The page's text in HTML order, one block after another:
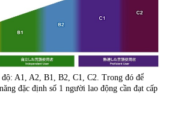
A1, A2, B1, B2, C1, C2. Trong đó để
đặc định số 1 người lao động cần đạt cấp